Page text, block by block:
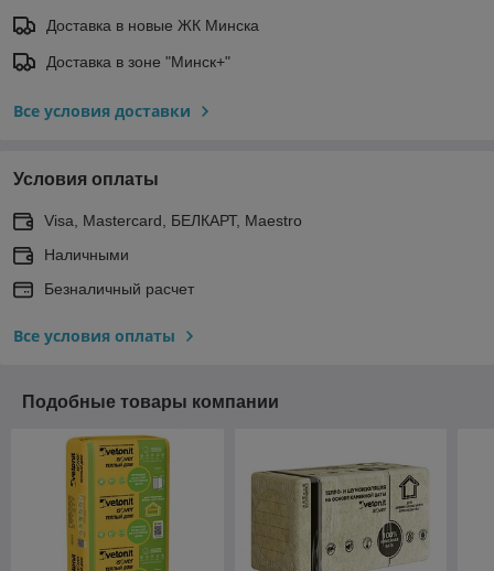
Доставка в новые ЖК Минска
Доставка в зоне "Минск+"
Все условия доставки
Условия оплаты
Visa, Mastercard, БЕЛКАРТ, Maestro
Наличными
Безналичный расчет
Все условия оплаты
Подобные товары компании